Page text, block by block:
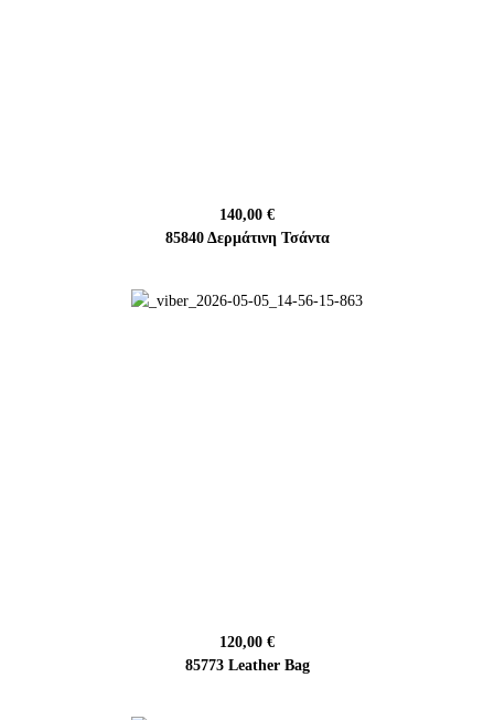
140,00 €
85840 Δερμάτινη Τσάντα
120,00 €
85773 Leather Bag